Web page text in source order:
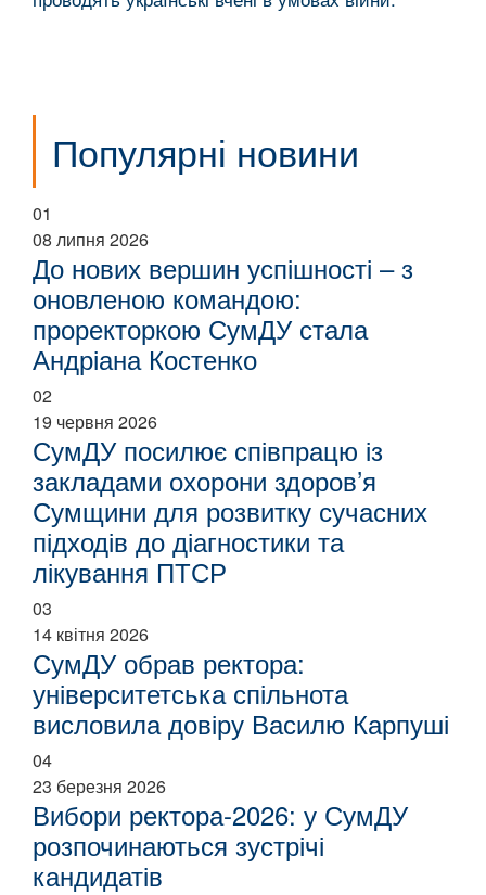
Популярні новини
01
08 липня 2026
До нових вершин успішності – з
оновленою командою:
проректоркою СумДУ стала
Андріана Костенко
02
19 червня 2026
СумДУ посилює співпрацю із
закладами охорони здоров’я
Сумщини для розвитку сучасних
підходів до діагностики та
лікування ПТСР
03
14 квітня 2026
СумДУ обрав ректора:
університетська спільнота
висловила довіру Василю Карпуші
04
23 березня 2026
Вибори ректора-2026: у СумДУ
розпочинаються зустрічі
кандидатів